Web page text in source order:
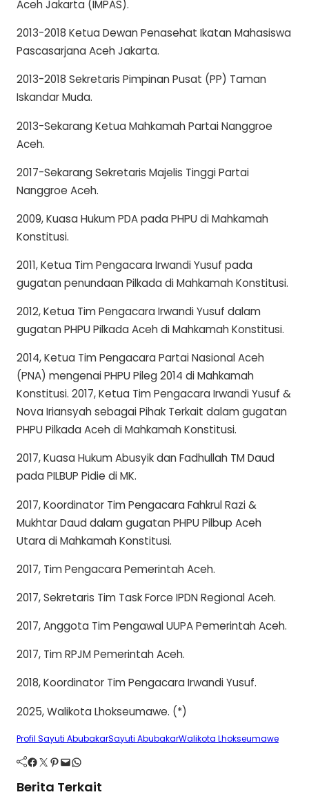
Aceh Jakarta (IMPAS).
2013-2018 Ketua Dewan Penasehat Ikatan Mahasiswa
Pascasarjana Aceh Jakarta.
2013-2018 Sekretaris Pimpinan Pusat (PP) Taman
Iskandar Muda.
2013-Sekarang Ketua Mahkamah Partai Nanggroe
Aceh.
2017-Sekarang Sekretaris Majelis Tinggi Partai
Nanggroe Aceh.
2009, Kuasa Hukum PDA pada PHPU di Mahkamah
Konstitusi.
2011, Ketua Tim Pengacara Irwandi Yusuf pada
gugatan penundaan Pilkada di Mahkamah Konstitusi.
2012, Ketua Tim Pengacara Irwandi Yusuf dalam
gugatan PHPU Pilkada Aceh di Mahkamah Konstitusi.
2014, Ketua Tim Pengacara Partai Nasional Aceh
(PNA) mengenai PHPU Pileg 2014 di Mahkamah
Konstitusi. 2017, Ketua Tim Pengacara Irwandi Yusuf &
Nova Iriansyah sebagai Pihak Terkait dalam gugatan
PHPU Pilkada Aceh di Mahkamah Konstitusi.
2017, Kuasa Hukum Abusyik dan Fadhullah TM Daud
pada PILBUP Pidie di MK.
2017, Koordinator Tim Pengacara Fahkrul Razi &
Mukhtar Daud dalam gugatan PHPU Pilbup Aceh
Utara di Mahkamah Konstitusi.
2017, Tim Pengacara Pemerintah Aceh.
2017, Sekretaris Tim Task Force IPDN Regional Aceh.
2017, Anggota Tim Pengawal UUPA Pemerintah Aceh.
2017, Tim RPJM Pemerintah Aceh.
2018, Koordinator Tim Pengacara Irwandi Yusuf.
2025, Walikota Lhokseumawe. (*)
Profil Sayuti AbubakarSayuti AbubakarWalikota Lhokseumawe
Facebook Twitter Pinterest Mail WhatsApp
Berita Terkait